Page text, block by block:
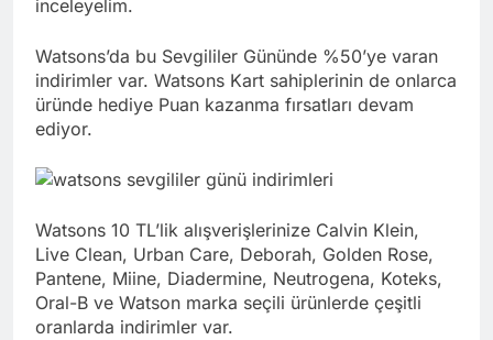
inceleyelim.
Watsons’da bu Sevgililer Gününde %50’ye varan
indirimler var. Watsons Kart sahiplerinin de onlarca
üründe hediye Puan kazanma fırsatları devam
ediyor.
Watsons 10 TL’lik alışverişlerinize Calvin Klein,
Live Clean, Urban Care, Deborah, Golden Rose,
Pantene, Miine, Diadermine, Neutrogena, Koteks,
Oral-B ve Watson marka seçili ürünlerde çeşitli
oranlarda indirimler var.